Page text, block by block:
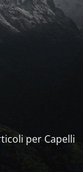
per Capelli